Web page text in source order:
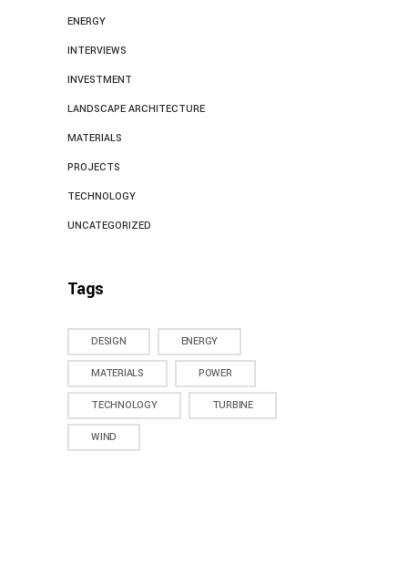
ENERGY
INTERVIEWS
INVESTMENT
LANDSCAPE ARCHITECTURE
MATERIALS
PROJECTS
TECHNOLOGY
UNCATEGORIZED
Tags
DESIGN ENERGY
MATERIALS POWER
TECHNOLOGY TURBINE
WIND